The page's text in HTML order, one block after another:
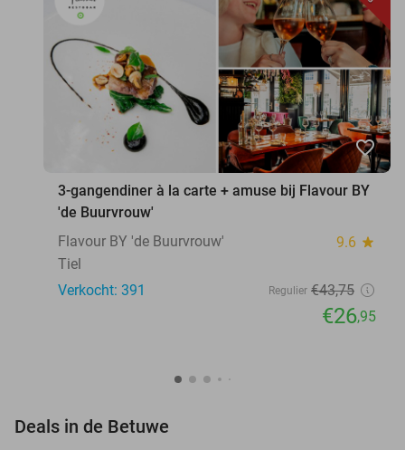
favorite_border
3-gangendiner à la carte + amuse bij Flavour BY
'de Buurvrouw'
Flavour BY 'de Buurvrouw'
9.6 star
Tiel
Verkocht: 391
Regulier €43,75
€26,95
Deals in de Betuwe